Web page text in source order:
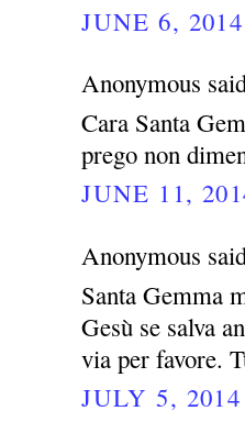
JUNE 6,
Anonymous
Cara Santa
prego non
JUNE 11,
Anonymous
Santa Gemma
Gesù se salva
via per favore.
JULY 5,